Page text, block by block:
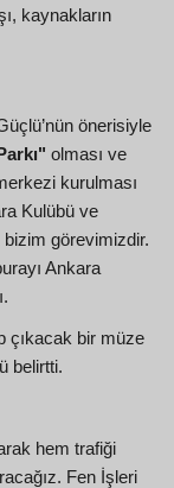
kaynakların
önerisiyle
olması ve
kurulması
Kulübü ve
görevimizdir.
Ankara
çıkacak bir müze
belirtti.
hem trafiği
Fen İşleri